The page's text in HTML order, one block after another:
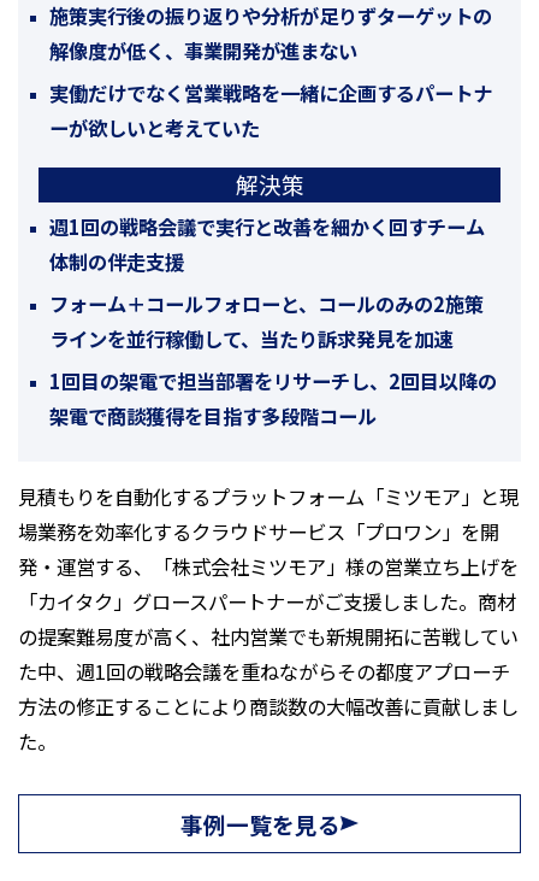
施策実行後の振り返りや分析が足りずターゲットの
解像度が低く、事業開発が進まない
実働だけでなく営業戦略を一緒に企画するパートナ
ーが欲しいと考えていた
解決策
週1回の戦略会議で実行と改善を細かく回すチーム
体制の伴走支援
フォーム＋コールフォローと、コールのみの2施策
ラインを並行稼働して、当たり訴求発見を加速
1回目の架電で担当部署をリサーチし、2回目以降の
架電で商談獲得を目指す多段階コール
見積もりを自動化するプラットフォーム「ミツモア」と現
場業務を効率化するクラウドサービス「プロワン」を開
発・運営する、「株式会社ミツモア」様の営業立ち上げを
「カイタク」グロースパートナーがご支援しました。商材
の提案難易度が高く、社内営業でも新規開拓に苦戦してい
た中、週1回の戦略会議を重ねながらその都度アプローチ
方法の修正することにより商談数の大幅改善に貢献しまし
た。
事例一覧を見る